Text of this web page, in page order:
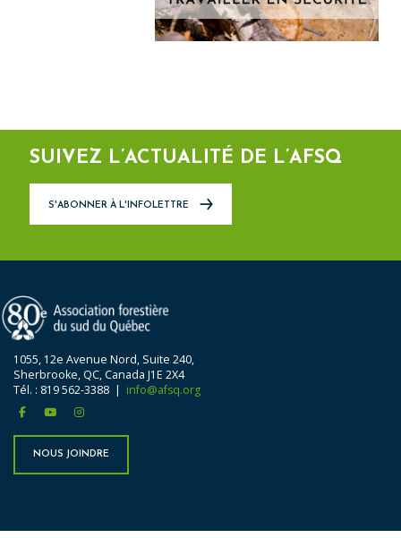
SUIVEZ L’ACTUALITÉ DE L’AFSQ
S'ABONNER À L'INFOLETTRE
1055, 12e Avenue Nord, Suite 240,
Sherbrooke, QC, Canada J1E 2X4
Tél. : 819 562-3388 | info@afsq.org
facebookyoutubeinstagram
NOUS JOINDRE